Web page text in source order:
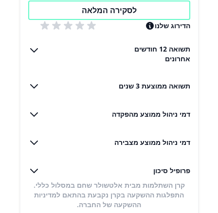
לסקירה המלאה
הדירוג שלנו
תשואה 12 חודשים
אחרונים
תשואה ממוצעת 3 שנים
דמי ניהול ממוצע מהפקדה
דמי ניהול ממוצע מצבירה
פרופיל סיכון
קרן השתלמות מבית אלטשולר שחם במסלול כללי.
התפלגות ההשקעה בקרן נקבעת בהתאם למדיניות
ההשקעה של החברה.